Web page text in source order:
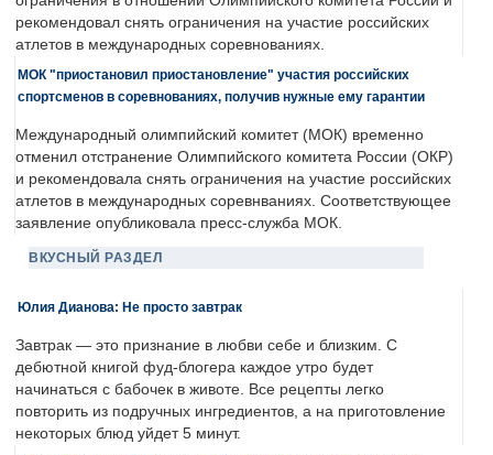
рекомендовал снять ограничения на участие российских
атлетов в международных соревнованиях.
МОК "приостановил приостановление" участия российских
спортсменов в соревнованиях, получив нужные ему гарантии
Международный олимпийский комитет (МОК) временно
отменил отстранение Олимпийского комитета России (ОКР)
и рекомендовала снять ограничения на участие российских
атлетов в международных соревнваниях. Соответствующее
заявление опубликовала пресс-служба МОК.
ВКУСНЫЙ РАЗДЕЛ
Юлия Дианова: Не просто завтрак
Завтрак — это признание в любви себе и близким. С
дебютной книгой фуд-блогера каждое утро будет
начинаться с бабочек в животе. Все рецепты легко
повторить из подручных ингредиентов, а на приготовление
некоторых блюд уйдет 5 минут.